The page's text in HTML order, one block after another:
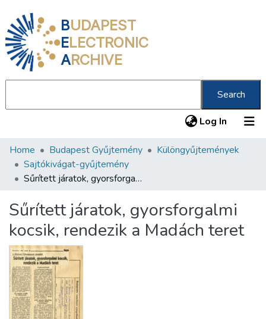
BUDAPEST
ELECTRONIC
ARCHIVE
Search
Log In (current)
Communities & Collections
All of DSpace
About us
Home Budapest Gyűjtemény
Különgyűjtemények
Sajtókivágat-gyűjtemény
Sűrített járatok, gyorsforgalmi kocsik, rendezik a Madách teret
Sűrített járatok, gyorsforgalmi
kocsik, rendezik a Madách teret